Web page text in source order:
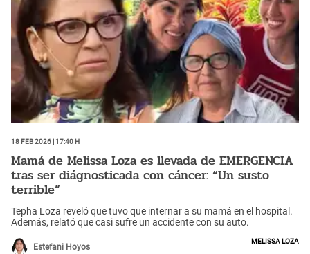
18 Feb 2026 | 17:40 h
Mamá de Melissa Loza es llevada de EMERGENCIA
tras ser diágnosticada con cáncer: “Un susto
terrible”
Tepha Loza reveló que tuvo que internar a su mamá en el hospital.
Además, relató que casi sufre un accidente con su auto.
Estefani Hoyos
Melissa Loza